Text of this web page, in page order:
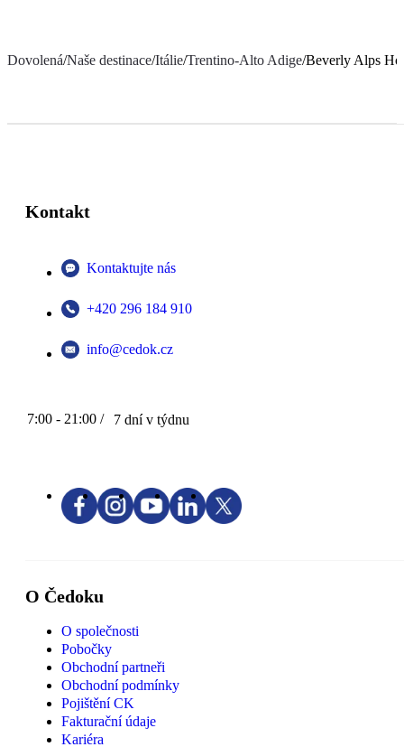
Dovolená/Naše destinace/Itálie/Trentino-Alto Adige/Beverly Alps
Kontakt
Kontaktujte nás
+420 296 184 910
info@cedok.cz
7:00 - 21:00 / 7 dní v týdnu
O Čedoku
O společnosti
Pobočky
Obchodní partneři
Obchodní podmínky
Pojištění CK
Fakturační údaje
Kariéra